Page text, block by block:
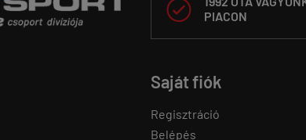

PIACON
Saját fiók
Regisztráció
Belépés